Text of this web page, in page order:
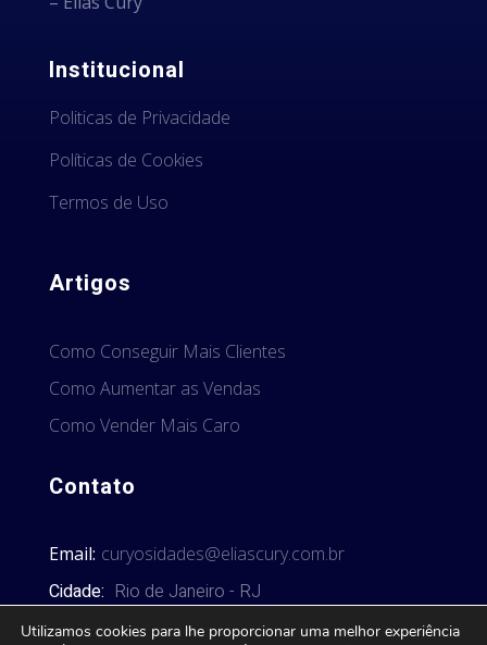
Institucional
Politicas de Privacidade
Políticas de Cookies
Termos de Uso
Artigos
Como Conseguir Mais Clientes
Como Aumentar as Vendas
Como Vender Mais Caro
Contato
Email: curyosidades@eliascury.com.br
Cidade: Rio de Janeiro - RJ
Utilizamos cookies para lhe proporcionar uma melhor experiência